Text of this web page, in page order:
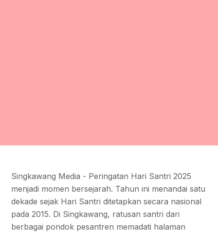
Singkawang Media - Peringatan Hari Santri 2025
menjadi momen bersejarah. Tahun ini menandai satu
dekade sejak Hari Santri ditetapkan secara nasional
pada 2015. Di Singkawang, ratusan santri dari
berbagai pondok pesantren memadati halaman